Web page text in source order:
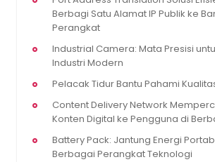
Berbagi Satu Alamat IP Publik ke
Perangkat
Industrial Camera: Mata Presisi
Industri Modern
Pelacak Tidur Bantu Pahami
Content Delivery Network
Konten Digital ke Pengguna di
Battery Pack: Jantung Energi
Berbagai Perangkat Teknologi